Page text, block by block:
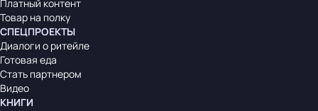
Платный контент
Товар на полку
СПЕЦПРОЕКТЫ
Диалоги о ритейле
Готовая еда
Стать партнером
Видео
КНИГИ